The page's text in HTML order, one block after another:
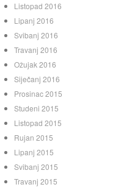
Listopad 2016
Lipanj 2016
Svibanj 2016
Travanj 2016
Ožujak 2016
Siječanj 2016
Prosinac 2015
Studeni 2015
Listopad 2015
Rujan 2015
Lipanj 2015
Svibanj 2015
Travanj 2015